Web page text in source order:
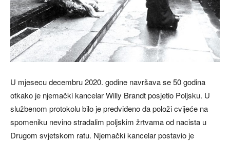
U mjesecu decembru 2020. godine navršava se 50 godina
otkako je njemački kancelar Willy Brandt posjetio Poljsku. U
službenom protokolu bilo je predviđeno da položi cvijeće na
spomeniku nevino stradalim poljskim žrtvama od nacista u
Drugom svjetskom ratu. Njemački kancelar postavio je